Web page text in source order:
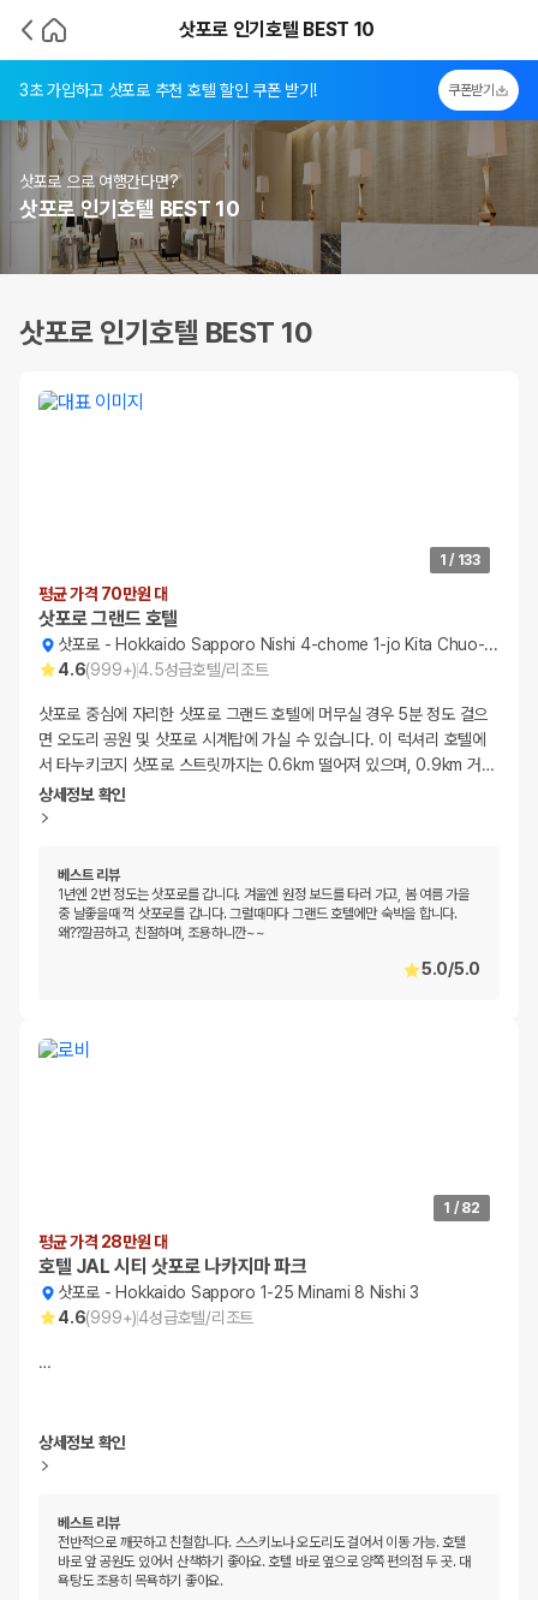
삿포로 인기호텔 BEST 10
3초 가입하고 삿포로 추천 호텔 할인 쿠폰 받기! 쿠폰받기
삿포로 으로 여행간다면?
삿포로 인기호텔 BEST 10
삿포로 인기호텔 BEST 10
1 / 133
평균 가격 70만원 대
삿포로 그랜드 호텔
삿포로 - Hokkaido Sapporo Nishi 4-chome 1-jo Kita Chuo-ku
4.6(999+)4.5성급호텔/리조트
삿포로 중심에 자리한 삿포로 그랜드 호텔에 머무실 경우 5분 정도 걸으
면 오도리 공원 및 삿포로 시계탑에 가실 수 있습니다. 이 럭셔리 호텔에
서 타누키코지 삿포로 스트릿까지는 0.6km 떨어져 있으며, 0.9km 거…
상세정보 확인
베스트 리뷰
1년엔 2번 정도는 삿포로를 갑니다. 겨울엔 원정 보드를 타러 가고, 봄 여름 가을
중 날좋을때 꺽 삿포로를 갑니다. 그럴때마다 그랜드 호텔에만 숙박을 합니다.
왜??깔끔하고, 친절하며, 조용하니깐~~
5.0/5.0
1 / 82
평균 가격 28만원 대
호텔 JAL 시티 삿포로 나카지마 파크
삿포로 - Hokkaido Sapporo 1-25 Minami 8 Nishi 3
4.6(999+)4성급호텔/리조트
…
상세정보 확인
베스트 리뷰
전반적으로 깨끗하고 친철합니다. 스스키노나 오도리도 걸어서 이동 가능. 호텔
바로 앞 공원도 있어서 산책하기 좋아요. 호텔 바로 옆으로 양쪽 편의점 두 곳. 대
욕탕도 조용히 목욕하기 좋아요.